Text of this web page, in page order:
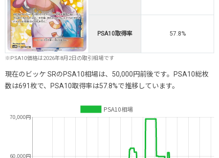
PSA10取得率 57.8%
※PSA10価格は2026年8月2日の取引相場です
現在のビッケ SRのPSA10相場は、50,000円前後です。PSA10総枚
数は691枚で、PSA10取得率は57.8%で推移しています。